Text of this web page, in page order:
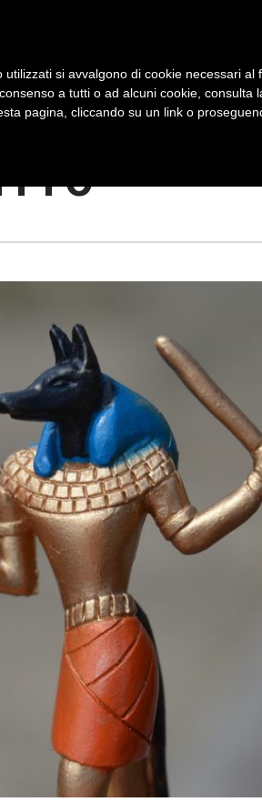
A
V
G
Z
I
O
N
E
P
R
I
N
C
I
P
L
E
si avvalgono di cookie necessari
a tutti o ad alcuni cookie, consulta
pagina, cliccando su un link o